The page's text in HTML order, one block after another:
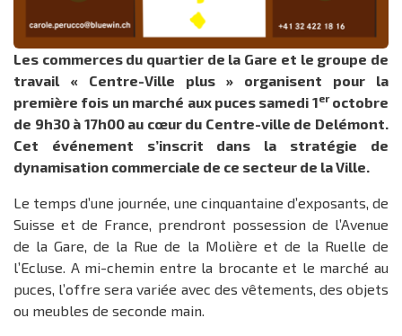
Les commerces du quartier de la Gare et le groupe de
travail « Centre-Ville plus » organisent pour la
première fois un marché aux puces samedi 1eroctobre
de 9h30 à 17h00 au cœur du Centre-ville de Delémont.
Cet événement s’inscrit dans la stratégie de
dynamisation commerciale de ce secteur de la Ville.
Le temps d’une journée, une cinquantaine d’exposants, de
Suisse et de France, prendront possession de l’Avenue
de la Gare, de la Rue de la Molière et de la Ruelle de
l’Ecluse. A mi-chemin entre la brocante et le marché au
puces, l’offre sera variée avec des vêtements, des objets
ou meubles de seconde main.